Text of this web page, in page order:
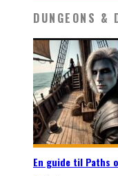
DUNGEONS &
En guide til Paths